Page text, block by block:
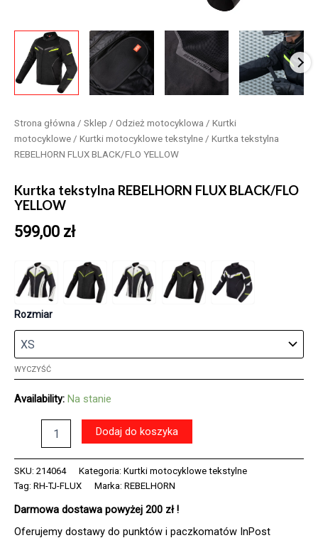
Strona główna / Sklep / Odzież motocyklowa / Kurtki
motocyklowe / Kurtki motocyklowe tekstylne / Kurtka tekstylna
REBELHORN FLUX BLACK/FLO YELLOW
Kurtka tekstylna REBELHORN FLUX BLACK/FLO
YELLOW
599,00 zł
Rozmiar
WYCZYŚĆ
Availability: Na stanie
REBELHORN
FLUX
YELLOW
Dodaj do koszyka
SKU: 214064 Kategoria: Kurtki motocyklowe tekstylne
Tag: RH-TJ-FLUX Marka: REBELHORN
Darmowa dostawa powyżej 200 zł !
Oferujemy dostawy do punktów i paczkomatów InPost